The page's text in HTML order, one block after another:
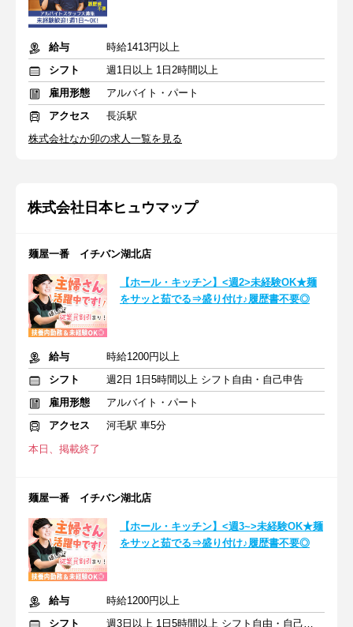
給与
時給1413円以上
シフト
週1日以上 1日2時間以上
雇用形態
アルバイト・パート
アクセス
長浜駅
株式会社なか卯の求人一覧を見る
株式会社日本ヒュウマップ
麺屋一番 イチバン湖北店
【ホール・キッチン】<週2>未経験OK★麺
をサッと茹でる⇒盛り付け♪履歴書不要◎
給与
時給1200円以上
シフト
週2日 1日5時間以上 シフト自由・自己申告
雇用形態
アルバイト・パート
アクセス
河毛駅 車5分
本日、掲載終了
麺屋一番 イチバン湖北店
【ホール・キッチン】<週3~>未経験OK★麺
をサッと茹でる⇒盛り付け♪履歴書不要◎
給与
時給1200円以上
シフト
週3日以上 1日5時間以上 シフト自由・自己申告